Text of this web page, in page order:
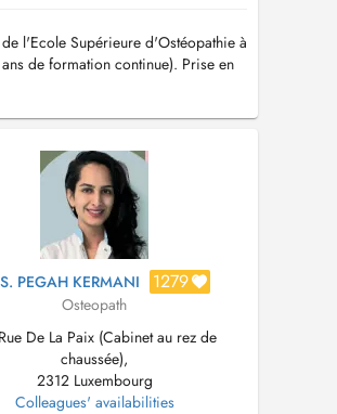
l'Ecole Supérieure d'Ostéopathie à
ans de formation continue). Prise en
nourrisson, enfants, adolescents,
sportifs et personnes en
thoracique, abdominale et petit
gastro-œs...
PEGAH KERMANI 1279
Osteopath
De La Paix (Cabinet au rez de
chaussée),
2312 Luxembourg
Colleagues' availabilities